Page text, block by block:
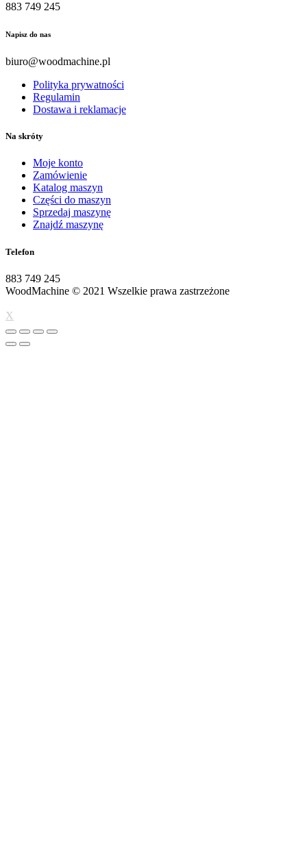
883 749 245
Napisz do nas
biuro@woodmachine.pl
Polityka prywatności
Regulamin
Dostawa i reklamacje
Na skróty
Moje konto
Zamówienie
Katalog maszyn
Części do maszyn
Sprzedaj maszynę
Znajdź maszynę
Telefon
883 749 245
WoodMachine © 2021 Wszelkie prawa zastrzeżone
X